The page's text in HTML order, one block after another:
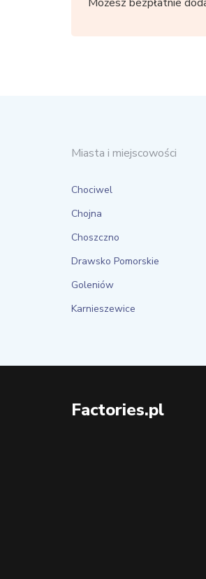
Miasta i miejscowości
Chociwel
Chojna
Choszczno
Drawsko Pomorskie
Goleniów
Karnieszewice
Factories.pl